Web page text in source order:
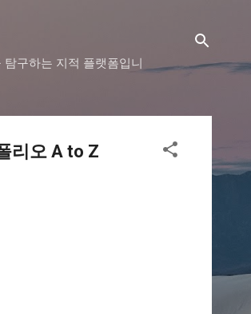
구하는 지적 플랫폼입니
리오 A to Z